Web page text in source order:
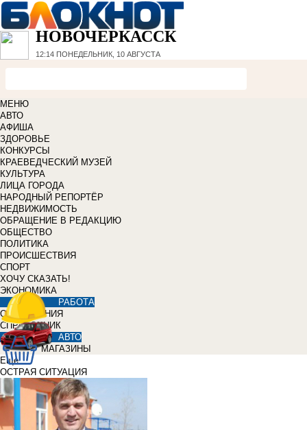
НОВОЧЕРКАССК
12:14 ПОНЕДЕЛЬНИК, 10 АВГУСТА
МЕНЮ
АВТО
АФИША
ЗДОРОВЬЕ
КОНКУРСЫ
КРАЕВЕДЧЕСКИЙ МУЗЕЙ
КУЛЬТУРА
ЛИЦА ГОРОДА
НАРОДНЫЙ РЕПОРТЁР
НЕДВИЖИМОСТЬ
ОБРАЩЕНИЕ В РЕДАКЦИЮ
ОБЩЕСТВО
ПОЛИТИКА
ПРОИСШЕСТВИЯ
СПОРТ
ХОЧУ СКАЗАТЬ!
ЭКОНОМИКА
РАБОТА
ОБЪЯВЛЕНИЯ
СПРАВОЧНИК
АВТО
МАГАЗИНЫ
Еще
ОСТРАЯ СИТУАЦИЯ